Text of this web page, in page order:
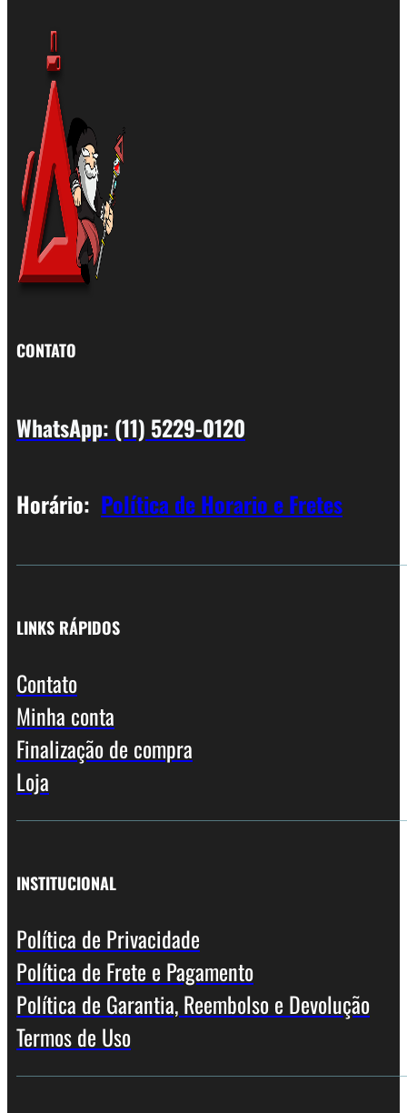
CONTATO
WhatsApp: (11) 5229-0120
Horário: Política de Horario e Fretes
LINKS RÁPIDOS
Contato
Minha conta
Finalização de compra
Loja
INSTITUCIONAL
Política de Privacidade
Política de Frete e Pagamento
Política de Garantia, Reembolso e Devolução
Termos de Uso